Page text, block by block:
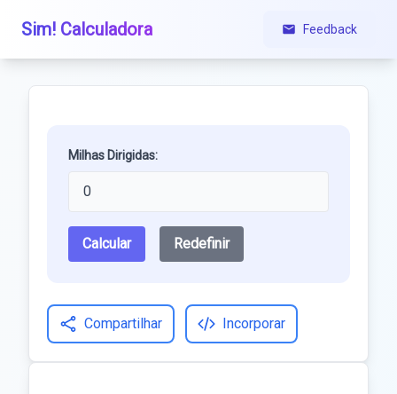
Sim! Calculadora Feedback
Milhas Dirigidas:
Calcular Redefinir
Compartilhar Incorporar